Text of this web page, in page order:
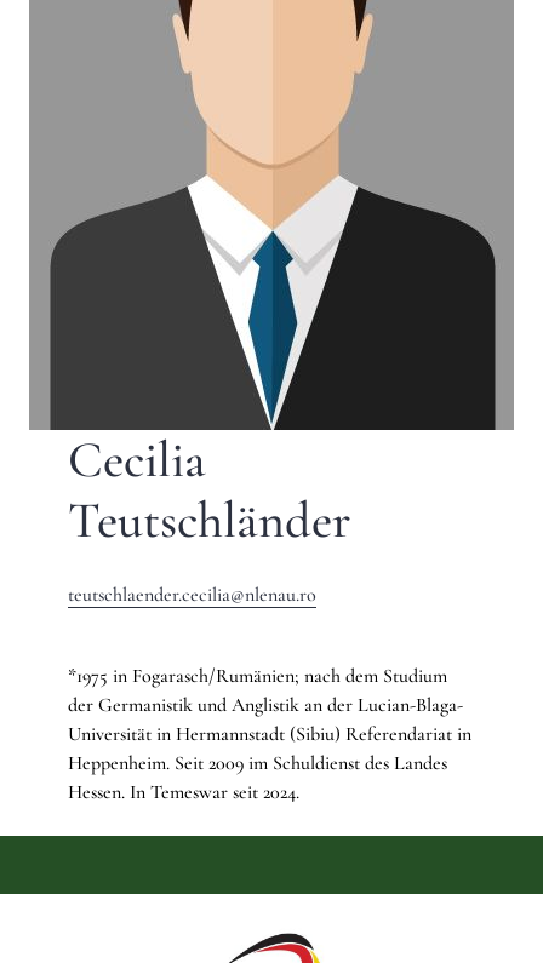
Cecilia
Teutschländer
teutschlaender.cecilia@nlenau.ro
*1975 in Fogarasch/Rumänien; nach dem Studium
der Germanistik und Anglistik an der Lucian-Blaga-
Universität in Hermannstadt (Sibiu) Referendariat in
Heppenheim. Seit 2009 im Schuldienst des Landes
Hessen. In Temeswar seit 2024.